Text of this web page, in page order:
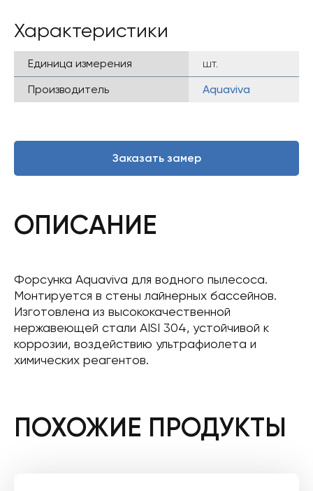
Характеристики
Единица измерения
шт.
Производитель
Aquaviva
Заказать замер
ОПИСАНИЕ
Форсунка Aquaviva для водного пылесоса.
Монтируется в стены лайнерных бассейнов.
Изготовлена ​​из высококачественной
нержавеющей стали AISI 304, устойчивой к
коррозии, воздействию ультрафиолета и
химических реагентов.
ПОХОЖИЕ ПРОДУКТЫ